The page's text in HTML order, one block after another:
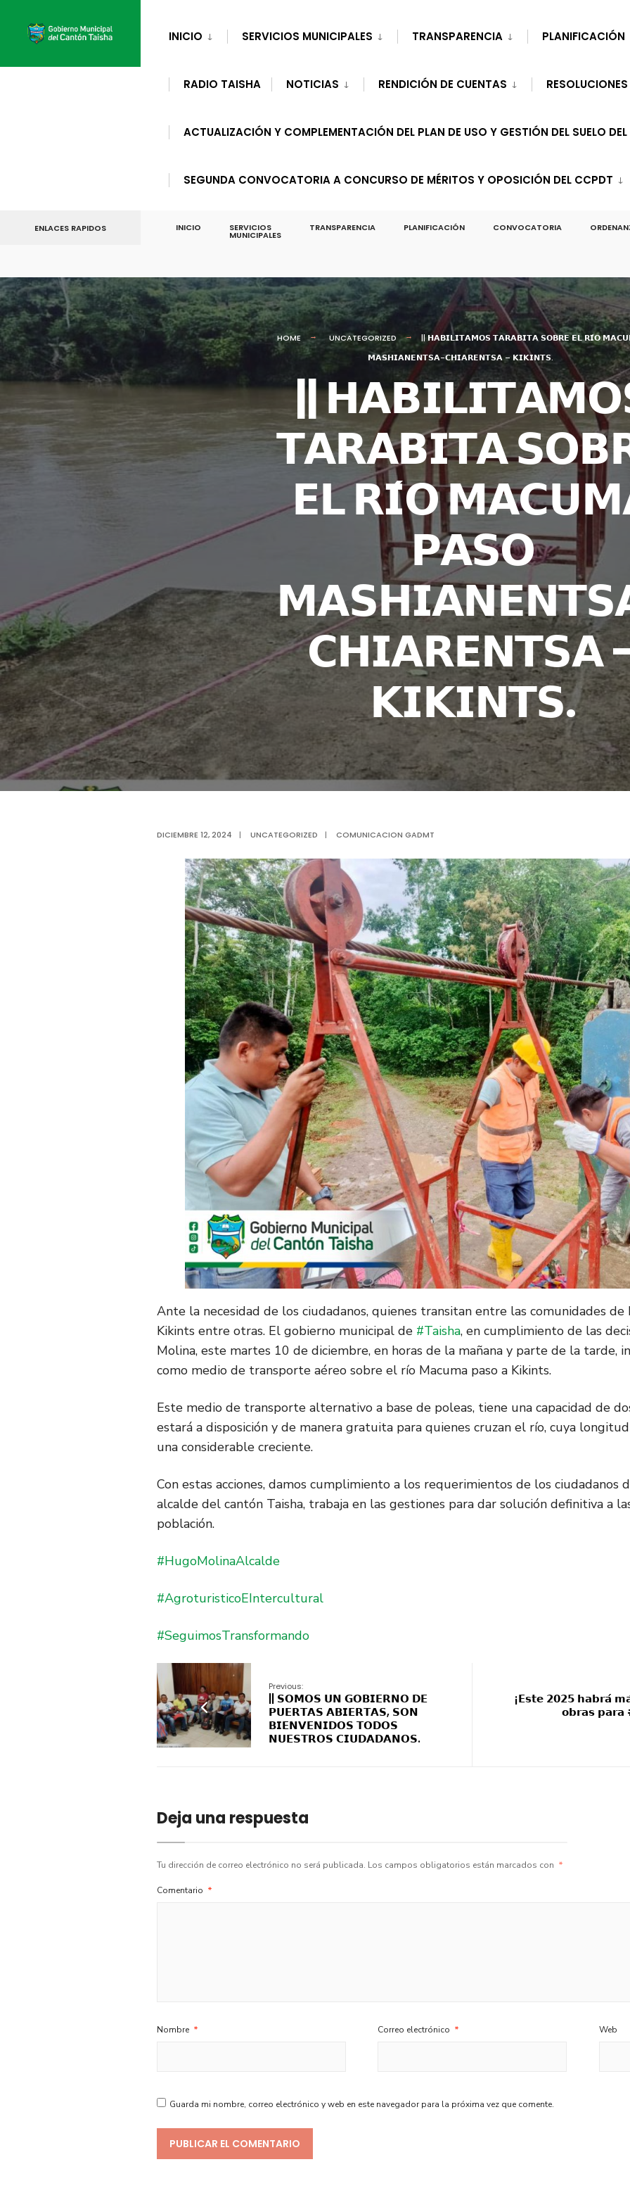
INICIO SERVICIOS MUNICIPALES TRANSPARENCIA PLANIFICACIÓN
RADIO TAISHA NOTICIAS RENDICIÓN DE CUENTAS RESOLUCIONES
ACTUALIZACIÓN Y COMPLEMENTACIÓN DEL PLAN DE USO Y GESTIÓN DEL SUELO
SEGUNDA CONVOCATORIA A CONCURSO DE MÉRITOS Y OPOSICIÓN DEL CCPDT
ENLACES RAPIDOS INICIO SERVICIOS
MUNICIPALES
TRANSPARENCIA PLANIFICACIÓN CONVOCATORIA
HOME UNCATEGORIZED
|| 𝗛𝗔𝗕𝗜𝗟𝗜𝗧𝗔𝗠𝗢𝗦 𝗧𝗔𝗥𝗔𝗕𝗜𝗧𝗔 𝗦𝗢𝗕𝗥𝗘 𝗘𝗟 𝗥𝗜́𝗢
𝗠𝗔𝗦𝗛𝗜𝗔𝗡𝗘𝗡𝗧𝗦𝗔-𝗖𝗛𝗜𝗔𝗥𝗘𝗡𝗧𝗦𝗔 – 𝗞𝗜𝗞𝗜𝗡𝗧𝗦.
||
𝗧𝗔𝗥𝗔𝗕𝗜𝗧𝗔
𝗘𝗟 𝗥𝗜́𝗢
𝗣𝗔𝗦𝗢
𝗖𝗛𝗜𝗔𝗥𝗘𝗡𝗧𝗦𝗔
𝗞𝗜𝗞𝗜𝗡𝗧𝗦.
DICIEMBRE 12, 2024 | UNCATEGORIZED | COMUNICACION GADMT
Ante la necesidad de los ciudadanos, quienes transitan entre las comunidades de
Kikints entre otras. El gobierno municipal de #Taisha, en cumplimiento de las
Molina, este martes 10 de diciembre, en horas de la mañana y parte de la tarde,
como medio de transporte aéreo sobre el río Macuma paso a Kikints.
Este medio de transporte alternativo a base de poleas, tiene una capacidad de
estará a disposición y de manera gratuita para quienes cruzan el río, cuya
una considerable creciente.
Con estas acciones, damos cumplimiento a los requerimientos de los ciudadanos
alcalde del cantón Taisha, trabaja en las gestiones para dar solución definitiva a
población.
#HugoMolinaAlcalde
#AgroturisticoEIntercultural
#SeguimosTransformando
Previous:
|| 𝗦𝗢𝗠𝗢𝗦 𝗨𝗡 𝗚𝗢𝗕𝗜𝗘𝗥𝗡𝗢 𝗗𝗘
𝗣𝗨𝗘𝗥𝗧𝗔𝗦 𝗔𝗕𝗜𝗘𝗥𝗧𝗔𝗦, 𝗦𝗢𝗡
𝗕𝗜𝗘𝗡𝗩𝗘𝗡𝗜𝗗𝗢𝗦 𝗧𝗢𝗗𝗢𝗦
𝗡𝗨𝗘𝗦𝗧𝗥𝗢𝗦 𝗖𝗜𝗨𝗗𝗔𝗗𝗔𝗡𝗢𝗦.
¡𝗘𝘀𝘁𝗲 𝟮𝟬𝟮𝟱 𝗵𝗮𝗯𝗿𝗮́
𝗼𝗯𝗿𝗮𝘀 𝗽𝗮𝗿𝗮
Deja una respuesta
Tu dirección de correo electrónico no será publicada. Los campos obligatorios están marcados con *
Comentario *
Nombre * Correo electrónico * Web
Guarda mi nombre, correo electrónico y web en este navegador para la próxima vez que comente.